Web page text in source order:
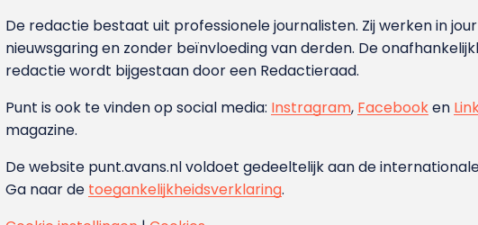
De redactie bestaat uit professionele journalisten. Zij werken in
nieuwsgaring en zonder beïnvloeding van derden. De
redactie wordt bijgestaan door een Redactieraad.
Punt is ook te vinden op social media: Instragram, Facebooken
magazine.
De website punt.avans.nl voldoet gedeeltelijk aan de
Ga naar de toegankelijkheidsverklaring.